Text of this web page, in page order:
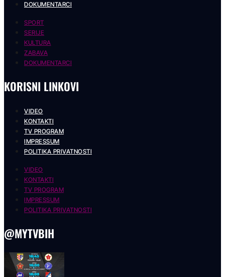
DOKUMENTARCI
SPORT
SERIJE
KULTURA
ZABAVA
DOKUMENTARCI
KORISNI LINKOVI
VIDEO
KONTAKTI
TV PROGRAM
IMPRESSUM
POLITIKA PRIVATNOSTI
VIDEO
KONTAKTI
TV PROGRAM
IMPRESSUM
POLITIKA PRIVATNOSTI
@MYTVBIH